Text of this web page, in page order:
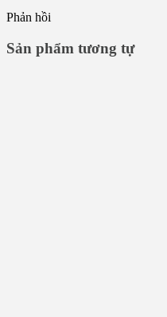
Phản hồi
Sản phẩm tương tự